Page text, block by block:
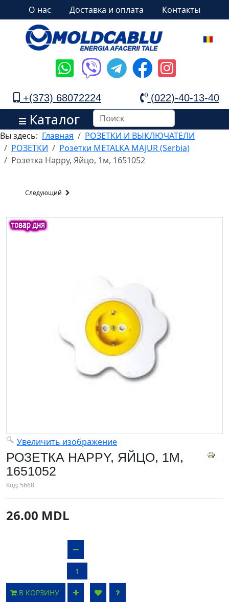
О нас Доставка и оплата Контакты
+(373) 68072224 (022)-40-13-40
Каталог
Вы здесь: Главная
РОЗЕТКИ И ВЫКЛЮЧАТЕЛИ
РОЗЕТКИ
Розетки METALKA MAJUR (Serbia)
Розетка Happy, Яйцо, 1м, 1651052
Следующий
Увеличить изображение
РОЗЕТКА HAPPY, ЯЙЦО, 1М,
1651052
Код: 5668
26.00 MDL
В КОРЗИНУ